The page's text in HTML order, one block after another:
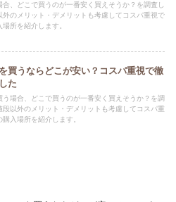
合、どこで買うのが一番安く買えそうか？を調査し
外のメリット・デメリットも考慮してコスパ重視で
所を紹介します。
買うならどこが安い？コスパ重視で徹
た
う場合、どこで買うのが一番安く買えそうか？を調
段以外のメリット・デメリットも考慮してコスパ重
入場所を紹介します。